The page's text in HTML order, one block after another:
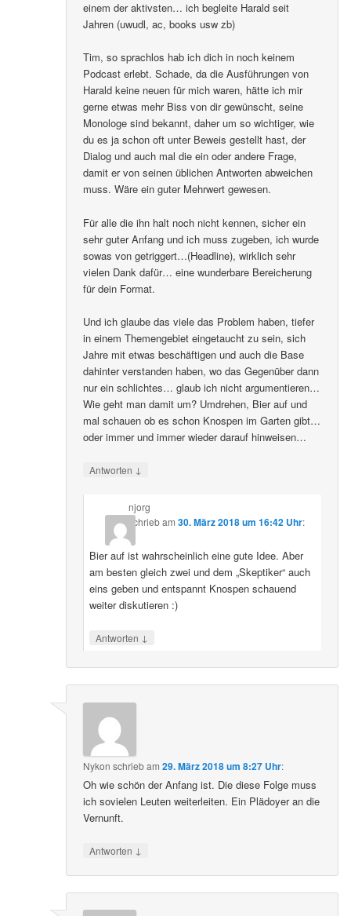
einem der aktivsten… ich begleite Harald seit
Jahren (uwudl, ac, books usw zb)
Tim, so sprachlos hab ich dich in noch keinem
Podcast erlebt. Schade, da die Ausführungen von
Harald keine neuen für mich waren, hätte ich mir
gerne etwas mehr Biss von dir gewünscht, seine
Monologe sind bekannt, daher um so wichtiger, wie
du es ja schon oft unter Beweis gestellt hast, der
Dialog und auch mal die ein oder andere Frage,
damit er von seinen üblichen Antworten abweichen
muss. Wäre ein guter Mehrwert gewesen.
Für alle die ihn halt noch nicht kennen, sicher ein
sehr guter Anfang und ich muss zugeben, ich wurde
sowas von getriggert…(Headline), wirklich sehr
vielen Dank dafür… eine wunderbare Bereicherung
für dein Format.
Und ich glaube das viele das Problem haben, tiefer
in einem Themengebiet eingetaucht zu sein, sich
Jahre mit etwas beschäftigen und auch die Base
dahinter verstanden haben, wo das Gegenüber dann
nur ein schlichtes… glaub ich nicht argumentieren…
Wie geht man damit um? Umdrehen, Bier auf und
mal schauen ob es schon Knospen im Garten gibt…
oder immer und immer wieder darauf hinweisen…
Antworten ↓
njorg
schriebam 30. März 2018 um 16:42 Uhr:
Bier auf ist wahrscheinlich eine gute Idee. Aber
am besten gleich zwei und dem „Skeptiker“ auch
eins geben und entspannt Knospen schauend
weiter diskutieren :)
Antworten ↓
Nykon schriebam29. März 2018 um 8:27 Uhr:
Oh wie schön der Anfang ist. Die diese Folge muss
ich sovielen Leuten weiterleiten. Ein Plädoyer an die
Vernunft.
Antworten ↓